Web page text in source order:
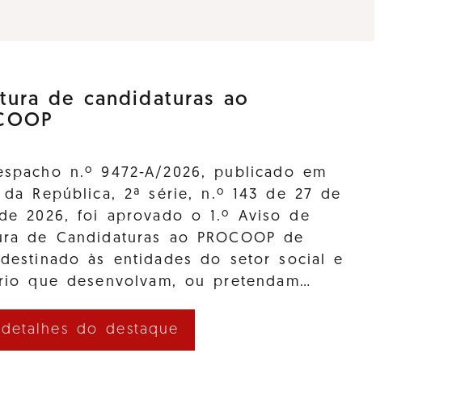
de candidaturas ao
n.º 9472-A/2026, publicado em
da República, 2ª série, n.º 143 de 27 de
2026, foi aprovado o 1.º Aviso de
de Candidaturas ao PROCOOP de
às entidades do setor social e
que desenvolvam, ou pretendam…
do destaque